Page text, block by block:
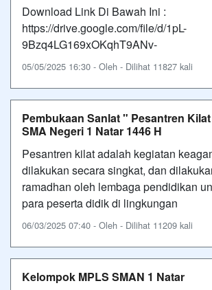
Download Link Di Bawah Ini :
https://drive.google.com/file/d/1pL-
9Bzq4LG169xOKqhT9ANv-
05/05/2025 16:30 - Oleh - Dilihat 11827 kali
Pembukaan Sanlat " Pesantren
SMA Negeri 1 Natar 1446 H
Pesantren kilat adalah kegiatan
dilakukan secara singkat, dan
ramadhan oleh lembaga pendidikan
para peserta didik di lingkungan
06/03/2025 07:40 - Oleh - Dilihat 11209 kali
Kelompok MPLS SMAN 1 Natar